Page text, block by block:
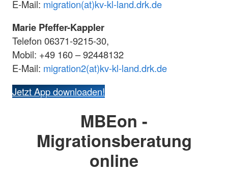
E-Mail: migration(at)kv-kl-land.drk.de
Marie Pfeffer-Kappler
Telefon 06371-9215-30,
Mobil: +49 160 – 92448132
E-Mail: migration2(at)kv-kl-land.drk.de
Jetzt App downloaden!
MBEon -
Migrationsberatung
online